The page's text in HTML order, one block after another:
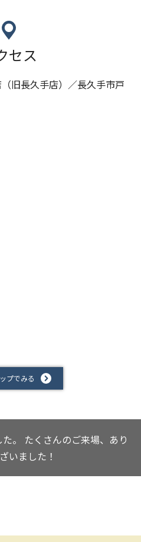
セス
旧長久手店）／長久手市戸
プでみる
。 たくさんのご来場、あり
いました！